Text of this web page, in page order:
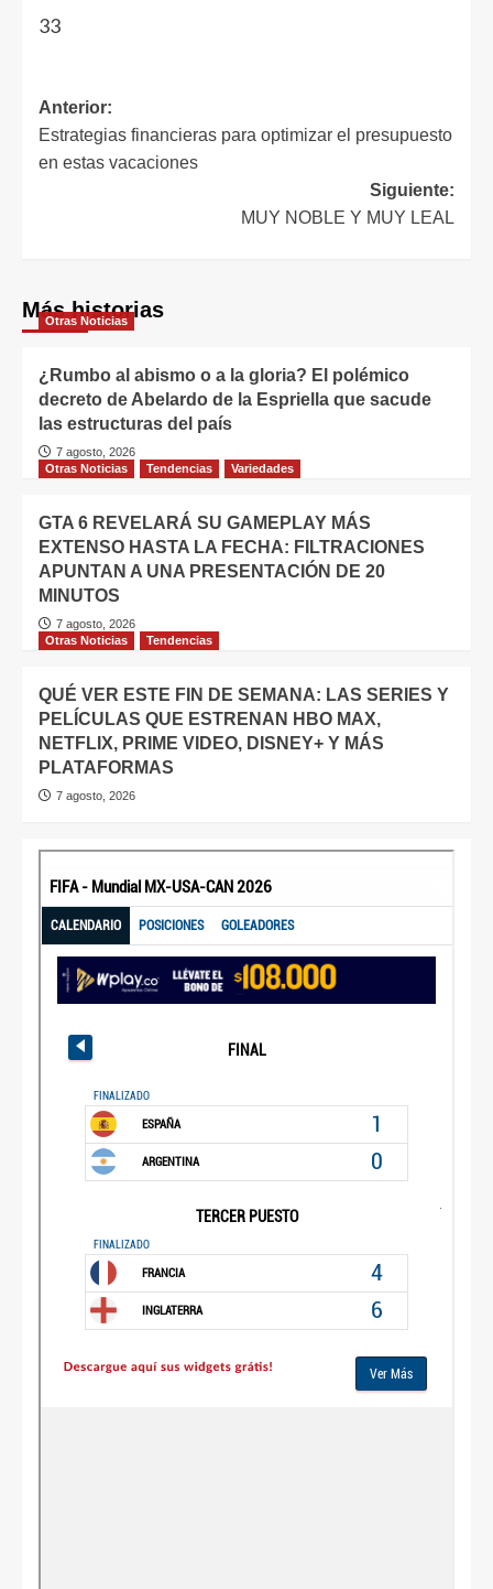
33
Anterior:
Estrategias financieras para optimizar el presupuesto
en estas vacaciones
Siguiente:
MUY NOBLE Y MUY LEAL
Más historias
Otras Noticias
¿Rumbo al abismo o a la gloria? El polémico
decreto de Abelardo de la Espriella que sacude
las estructuras del país
7 agosto, 2026
Otras Noticias
Tendencias Variedades
GTA 6 REVELARÁ SU GAMEPLAY MÁS
EXTENSO HASTA LA FECHA: FILTRACIONES
APUNTAN A UNA PRESENTACIÓN DE 20
MINUTOS
7 agosto, 2026
Otras Noticias
Tendencias
QUÉ VER ESTE FIN DE SEMANA: LAS SERIES Y
PELÍCULAS QUE ESTRENAN HBO MAX,
NETFLIX, PRIME VIDEO, DISNEY+ Y MÁS
PLATAFORMAS
7 agosto, 2026